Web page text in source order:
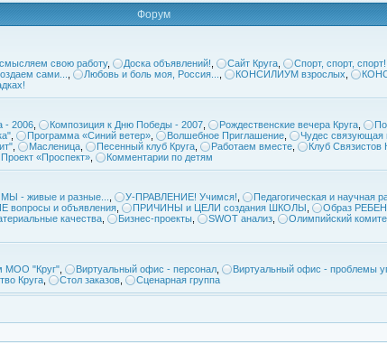
Форум
свою работу, Доска объявлений! Сайт Круга Спорт, спорт, спорт!
сами... Любовь и боль моя, Россия... КОНСИЛИУМ взрослых
- 2006 Композиция к Дню Победы - 2007 Рождественские вечера Круга
Программа «Синий ветер» Волшебное Приглашение Чудес связующая
Масленица Песенный клуб Круга Работаем вместе Клуб Связистов
Проект «Проспект» Комментарии по детям
МЫ - живые и разные... У-ПРАВЛЕНИЕ! Учимся! Педагогическая и научная
вопросы и объявления ПРИЧИНЫ и ЦЕЛИ создания ШКОЛЫ Образ
качества Бизнес-проекты SWOT анализ Олимпийский
МОО "Круг" Виртуальный офис - персонал Виртуальный офис - проблемы
Круга Стол заказов Сценарная группа